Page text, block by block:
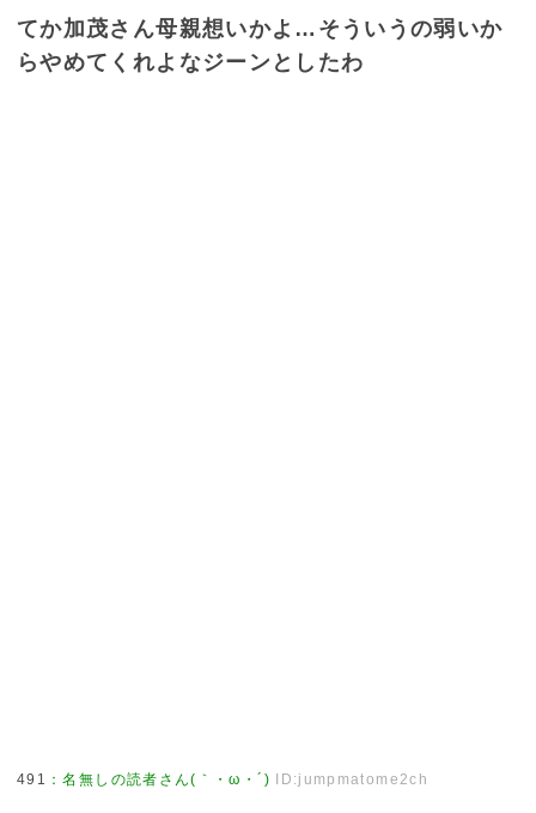
てか加茂さん母親想いかよ…そういうの弱いか
らやめてくれよなジーンとしたわ
491 ：名無しの読者さん(｀・ω・´) ID:jumpmatome2ch